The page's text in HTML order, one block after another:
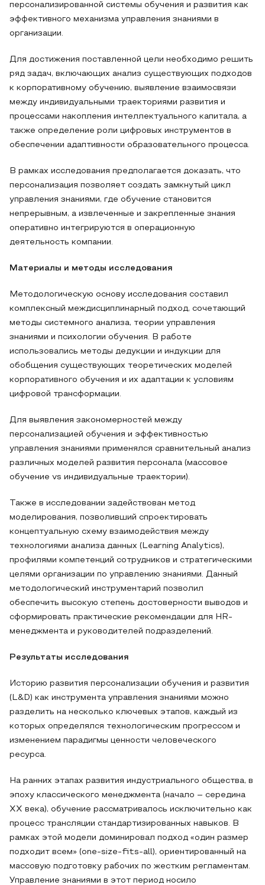
персонализированной системы обучения и развития как
эффективного механизма управления знаниями в
организации.
Для достижения поставленной цели необходимо решить
ряд задач, включающих анализ существующих подходов
к корпоративному обучению, выявление взаимосвязи
между индивидуальными траекториями развития и
процессами накопления интеллектуального капитала, а
также определение роли цифровых инструментов в
обеспечении адаптивности образовательного процесса.
В рамках исследования предполагается доказать, что
персонализация позволяет создать замкнутый цикл
управления знаниями, где обучение становится
непрерывным, а извлеченные и закрепленные знания
оперативно интегрируются в операционную
деятельность компании.
Материалы и методы исследования
Методологическую основу исследования составил
комплексный междисциплинарный подход, сочетающий
методы системного анализа, теории управления
знаниями и психологии обучения. В работе
использовались методы дедукции и индукции для
обобщения существующих теоретических моделей
корпоративного обучения и их адаптации к условиям
цифровой трансформации.
Для выявления закономерностей между
персонализацией обучения и эффективностью
управления знаниями применялся сравнительный анализ
различных моделей развития персонала (массовое
обучение vs индивидуальные траектории).
Также в исследовании задействован метод
моделирования, позволивший спроектировать
концептуальную схему взаимодействия между
технологиями анализа данных (Learning Analytics),
профилями компетенций сотрудников и стратегическими
целями организации по управлению знаниями. Данный
методологический инструментарий позволил
обеспечить высокую степень достоверности выводов и
сформировать практические рекомендации для HR-
менеджмента и руководителей подразделений.
Результаты исследования
Историю развития персонализации обучения и развития
(L&D) как инструмента управления знаниями можно
разделить на несколько ключевых этапов, каждый из
которых определялся технологическим прогрессом и
изменением парадигмы ценности человеческого
ресурса.
На ранних этапах развития индустриального общества, в
эпоху классического менеджмента (начало – середина
XX века), обучение рассматривалось исключительно как
процесс трансляции стандартизированных навыков. В
рамках этой модели доминировал подход «один размер
подходит всем» (one-size-fits-all), ориентированный на
массовую подготовку рабочих по жестким регламентам.
Управление знаниями в этот период носило